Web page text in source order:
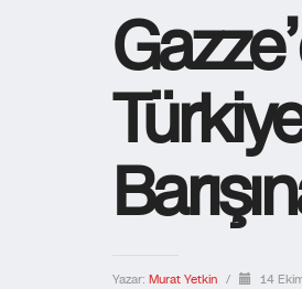
Yazar: Murat Yetkin / 14